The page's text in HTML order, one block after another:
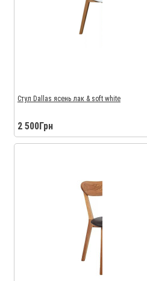
Стул Dallas ясень лак & soft white
2 500Грн